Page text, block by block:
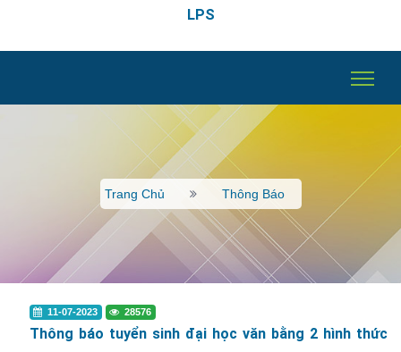
LPS
Trang Chủ Thông Báo
11-07-2023 28576
Thông báo tuyển sinh đại học văn bằng 2 hình thức